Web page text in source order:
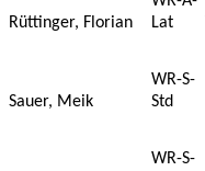
Rüttinger, Florian
Lat
Sauer, Meik
WR-S-
Std
WR-S-